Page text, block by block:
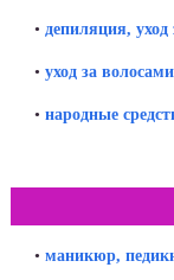
• депиляция, уход
• уход за волосами
• народные
• маникюр,